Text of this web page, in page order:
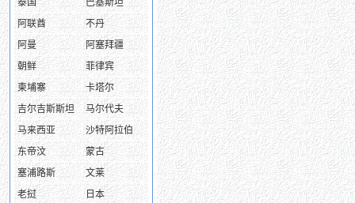
泰国
巴基斯坦
阿联酋
不丹
阿曼
阿塞拜疆
朝鲜
菲律宾
柬埔寨
卡塔尔
吉尔吉斯斯坦
马尔代夫
马来西亚
沙特阿拉伯
东帝汶
蒙古
塞浦路斯
文莱
老挝
日本